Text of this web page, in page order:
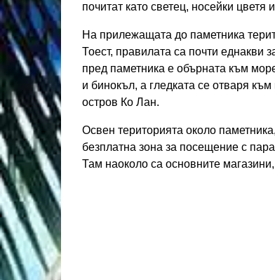
почитат като светец, носейки цветя
На прилежащата до паметника
Тоест, правилата са почти еднакви
пред паметника е обърната към
и бинокъл, а гледката се отваря
остров Ко Лан.
Освен територията около
безплатна зона за посещение с
Там наоколо са основните